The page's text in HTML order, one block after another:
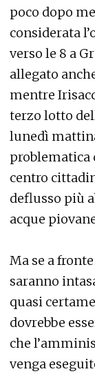
poco dopo
considerata
verso le 8 a
allegato
mentre
terzo lotto
lunedì
problematica
centro
deflusso più
acque
Ma se a
saranno
quasi
dovrebbe
che
venga